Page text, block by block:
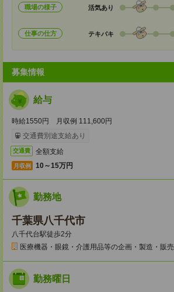
職場の様子 活気あり
仕事の仕方 テキパキ
募集情報
給与
時給1550円 月収例 111,600円
交通費別途支給あり
交通費 全額支給
月収例 10～15万円
勤務地
千葉県八千代市
八千代台駅徒歩2分
医療機器・眼鏡・介護用品等の企画・製造・販売
勤務曜日